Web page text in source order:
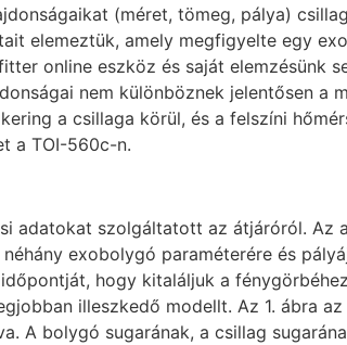
(méret, tömeg, pálya)
elemeztük, amely megfigyelte egy
online eszköz és saját elemzésünk
nem különböznek jelentősen a
a csillaga körül, és a felszíni
a TOI-560c-n.
adatokat szolgáltatott az átjáróról. Az
exobolygó paraméterére és
hogy kitaláljuk a
illeszkedő modellt. Az 1. ábra
A bolygó sugarának, a csillag